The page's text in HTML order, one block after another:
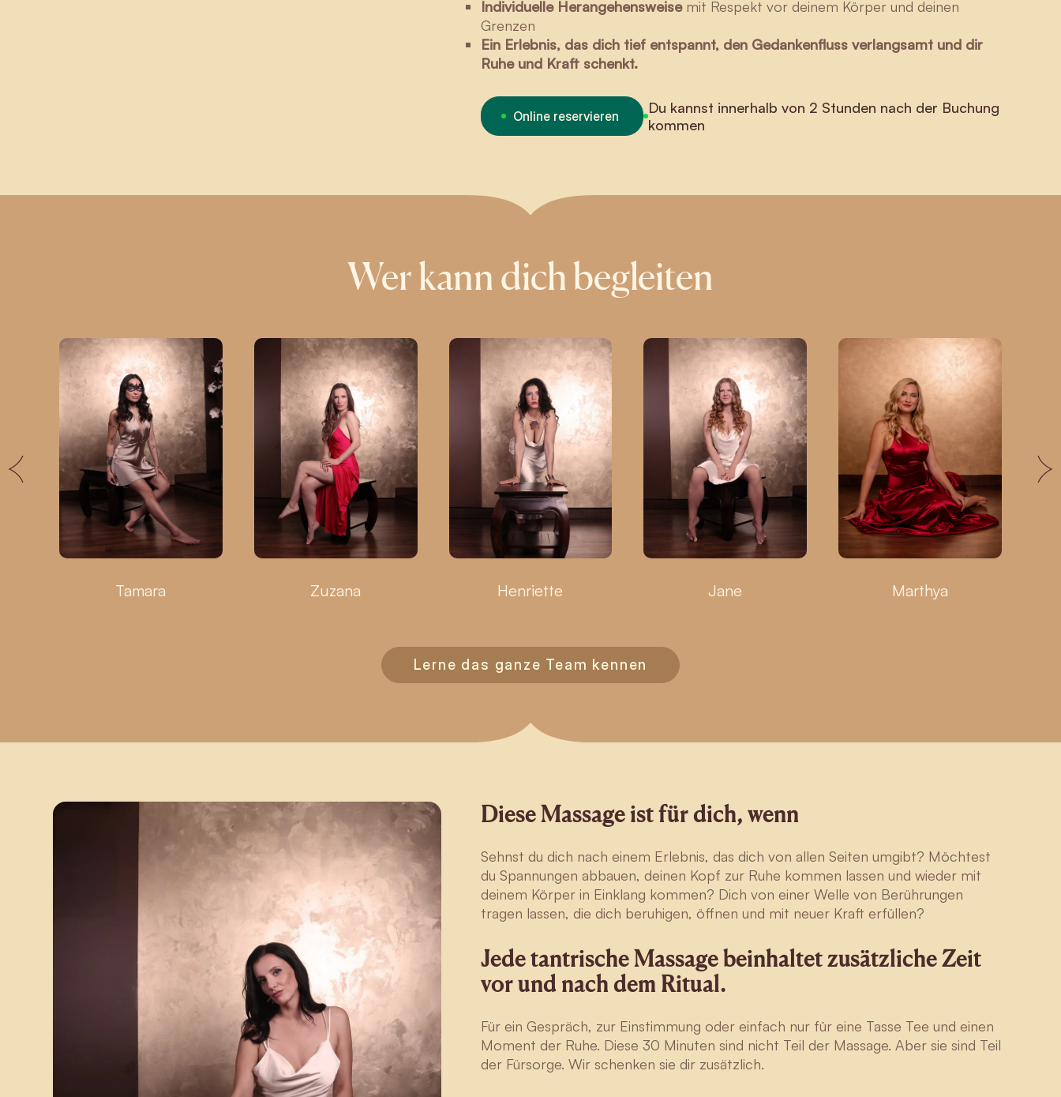
Individuelle Herangehensweise mit Respekt vor deinem Körper und deinen
Grenzen
Ein Erlebnis, das dich tief entspannt, den Gedankenfluss verlangsamt und dir
Ruhe und Kraft schenkt.
Online reservieren
Du kannst innerhalb von 2 Stunden nach der Buchung
kommen
Wer kann dich begleiten
Tamara Zuzana Henriette Jane Marthya
Lerne das ganze Team kennen
Diese Massage ist für dich, wenn
Sehnst du dich nach einem Erlebnis, das dich von allen Seiten umgibt? Möchtest
du Spannungen abbauen, deinen Kopf zur Ruhe kommen lassen und wieder mit
deinem Körper in Einklang kommen? Dich von einer Welle von Berührungen
tragen lassen, die dich beruhigen, öffnen und mit neuer Kraft erfüllen?
Jede tantrische Massage beinhaltet zusätzliche Zeit
vor und nach dem Ritual.
Für ein Gespräch, zur Einstimmung oder einfach nur für eine Tasse Tee und einen
Moment der Ruhe. Diese 30 Minuten sind nicht Teil der Massage. Aber sie sind Teil
der Fürsorge. Wir schenken sie dir zusätzlich.